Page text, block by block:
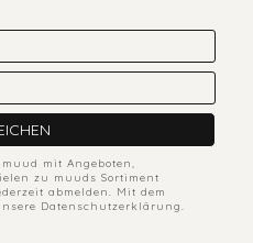
mit Angeboten,
zu muuds Sortiment
abmelden. Mit dem
Datenschutzerklärung.